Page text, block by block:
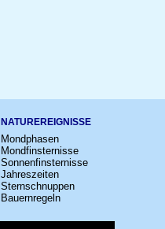
NATUREREIGNISSE
Mondphasen
Mondfinsternisse
Sonnenfinsternisse
Jahreszeiten
Sternschnuppen
Bauernregeln